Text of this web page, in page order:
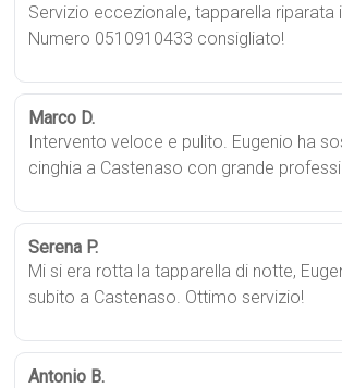
Servizio eccezionale, tapparella riparata
Numero 0510910433 consigliato!
Marco D.
Intervento veloce e pulito. Eugenio ha
cinghia a Castenaso con grande
Serena P.
Mi si era rotta la tapparella di notte,
subito a Castenaso. Ottimo servizio!
Antonio B.